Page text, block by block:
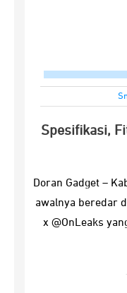
Spesifikasi,
Doran Gadget –
awalnya beredar
x @OnLeaks